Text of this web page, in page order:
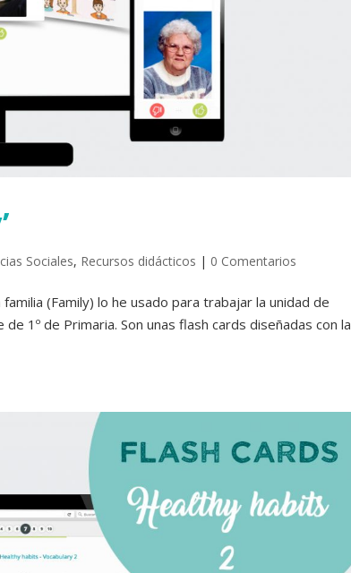
Sociales, Recursos didácticos | 0 Comentarios
(Family) lo he usado para trabajar la unidad de
de 1º de Primaria. Son unas flash cards diseñadas con la